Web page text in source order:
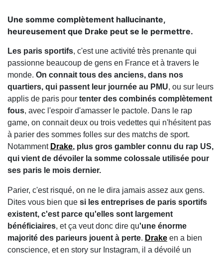
Une somme complètement hallucinante,
heureusement que Drake peut se le permettre.
Les paris sportifs, c'est une activité très prenante qui
passionne beaucoup de gens en France et à travers le
monde. On connait tous des anciens, dans nos
quartiers, qui passent leur journée au PMU, ou sur leurs
applis de paris pour tenter des combinés complètement
fous, avec l'espoir d'amasser le pactole. Dans le rap
game, on connait deux ou trois vedettes qui n'hésitent pas
à parier des sommes folles sur des matchs de sport.
Notamment Drake, plus gros gambler connu du rap US,
qui vient de dévoiler la somme colossale utilisée pour
ses paris le mois dernier.
Parier, c'est risqué, on ne le dira jamais assez aux gens.
Dites vous bien que si les entreprises de paris sportifs
existent, c'est parce qu'elles sont largement
bénéficiaires, et ça veut donc dire qu'une énorme
majorité des parieurs jouent à perte. Drake en a bien
conscience, et en story sur Instagram, il a dévoilé un